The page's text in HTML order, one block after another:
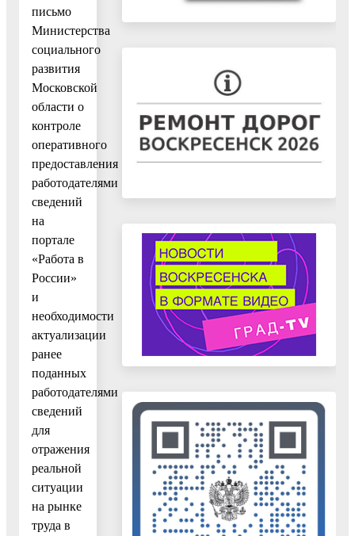
письмо
Министерства
социального
развития
Московской
области о
контроле
оперативного
предоставления
работодателями
сведений
на
портале
«Работа в
России»
и
необходимости
актуализации
ранее
поданных
работодателями
сведений
для
отражения
реальной
ситуации
на рынке
труда в